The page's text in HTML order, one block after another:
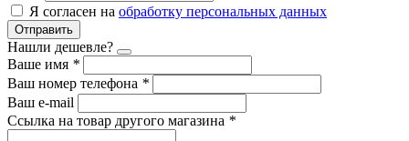
Я согласен на обработку персональных данных
Отправить
Нашли дешевле?
Ваше имя *
Ваш номер телефона *
Ваш e-mail
Ссылка на товар другого магазина *